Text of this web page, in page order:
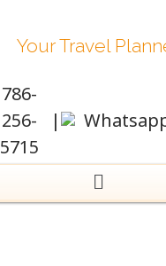
Your Travel
786-
256-
5715
|